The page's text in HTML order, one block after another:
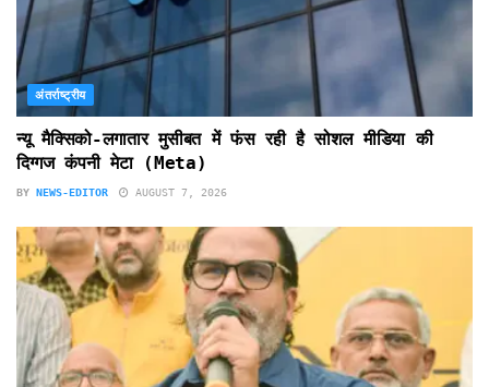
अंतर्राष्ट्रीय
न्यू मैक्सिको-लगातार मुसीबत में फंस रही है सोशल मीडिया की
दिग्गज कंपनी मेटा (Meta)
BY NEWS-EDITOR AUGUST 7, 2026